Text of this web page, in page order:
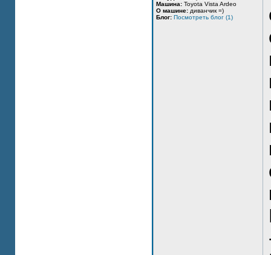
Машина: Toyota Vista Ardeo
О машине: диванчик =)
Блог: Посмотреть блог (1)